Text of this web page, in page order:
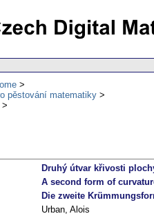
pěstování matematiky
Druhý útvar křivosti
A second form of
Die zweite
Urban, Alois